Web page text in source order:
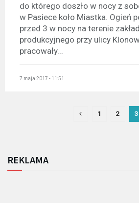
do którego doszło w nocy z
w Pasiece koło Miastka. Ogień
przed 3 w nocy na terenie
produkcyjnego przy ulicy
pracowały...
7 maja 2017 - 11:51
1 2 3
REKLAMA